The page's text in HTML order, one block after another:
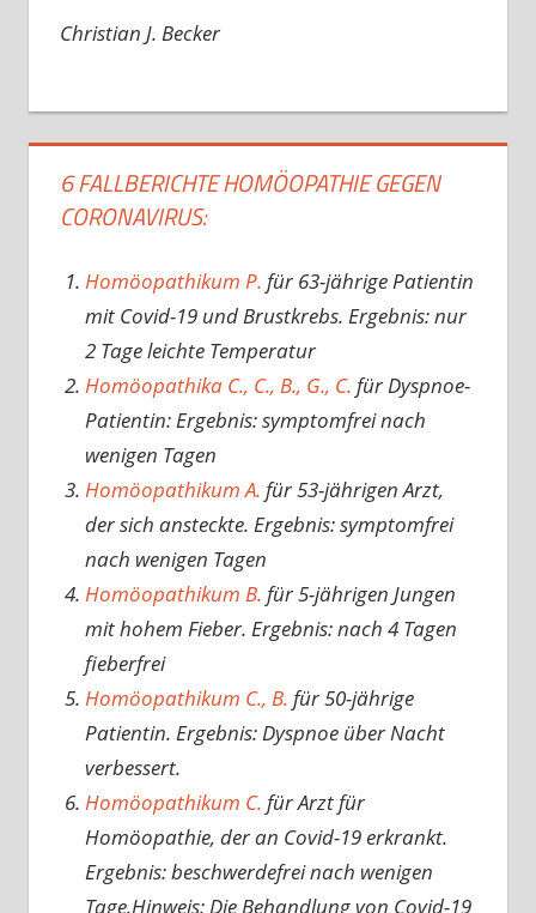
Christian J. Becker
6 FALLBERICHTE HOMÖOPATHIE GEGEN
CORONAVIRUS:
Homöopathikum P. für 63-jährige Patientin
mit Covid-19 und Brustkrebs. Ergebnis: nur
2 Tage leichte Temperatur
Homöopathika C., C., B., G., C. für Dyspnoe-
Patientin: Ergebnis: symptomfrei nach
wenigen Tagen
Homöopathikum A. für 53-jährigen Arzt,
der sich ansteckte. Ergebnis: symptomfrei
nach wenigen Tagen
Homöopathikum B. für 5-jährigen Jungen
mit hohem Fieber. Ergebnis: nach 4 Tagen
fieberfrei
Homöopathikum C., B. für 50-jährige
Patientin. Ergebnis: Dyspnoe über Nacht
verbessert.
Homöopathikum C. für Arzt für
Homöopathie, der an Covid-19 erkrankt.
Ergebnis: beschwerdefrei nach wenigen
Tage.Hinweis: Die Behandlung von Covid-19